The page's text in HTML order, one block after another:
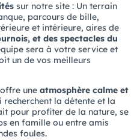
sur notre site : Un terrain
parcours de bille,
et intérieure, aires de
et des spectacles du
sera à votre service et
un de vos meilleurs
une atmosphère calme et
la détente et la
pour profiter de la nature, se
en famille ou entre amis
foules.